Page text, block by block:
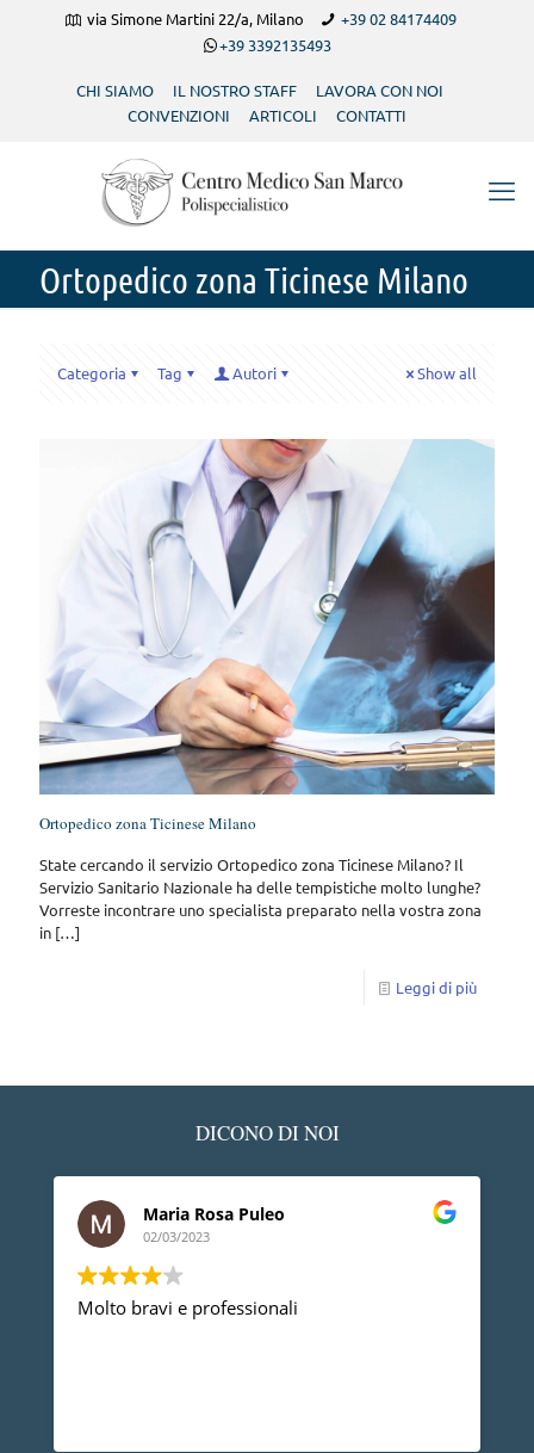
via Simone Martini 22/a, Milano
+39 02 84174409
+39 3392135493
CHI SIAMO IL NOSTRO STAFF
LAVORA CON NOI
CONVENZIONI
ARTICOLI CONTATTI
Ortopedico zona Ticinese Milano
Categoria Tag Autori Show all
Ortopedico zona Ticinese Milano
State cercando il servizio Ortopedico zona Ticinese Milano? Il
Servizio Sanitario Nazionale ha delle tempistiche molto lunghe?
Vorreste incontrare uno specialista preparato nella vostra zona
in […]
Leggi di più
DICONO DI NOI
Maria Rosa Puleo
02/03/2023
Molto bravi e professionali